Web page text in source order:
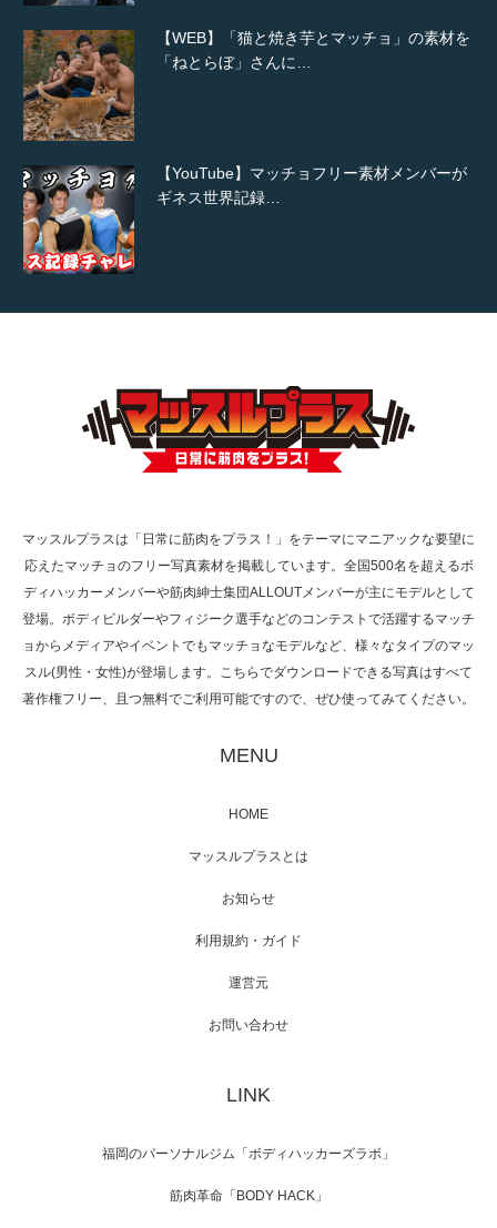
【WEB】「猫と焼き芋とマッチョ」の素材を
「ねとらぼ」さんに…
【YouTube】マッチョフリー素材メンバーが
ギネス世界記録…
【TV】TBS番組「ひるおび」にてマッスルプ
TOKYO FMラジオ番組「ONE MORNING」
で紹介さ…
た（6/8放送）
映画「メカバース」舞台挨拶へマッスルプラ
【TV】NHK BS「COOL JAPAN 」にてマッス
「ねとらぼ」さんに…
マッスルプラスは「日常に筋肉をプラス！」をテーマにマニアックな要望に
応えたマッチョのフリー写真素材を掲載しています。全国500名を超えるボ
ディハッカーメンバーや筋肉紳士集団ALLOUTメンバーが主にモデルとして
登場。ボディビルダーやフィジーク選手などのコンテストで活躍するマッチ
ョからメディアやイベントでもマッチョなモデルなど、様々なタイプのマッ
スル(男性・女性)が登場します。こちらでダウンロードできる写真はすべて
著作権フリー、且つ無料でご利用可能ですので、ぜひ使ってみてください。
MENU
HOME
マッスルプラスとは
お知らせ
利用規約・ガイド
運営元
お問い合わせ
LINK
福岡のパーソナルジム「ボディハッカーズラボ」
筋肉革命「BODY HACK」